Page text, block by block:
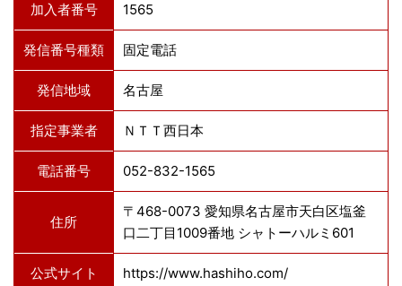
加入者番号 1565
発信番号種類 固定電話
発信地域 名古屋
指定事業者 ＮＴＴ西日本
電話番号 052-832-1565
住所
〒468-0073 愛知県名古屋市天白区塩釜
口二丁目1009番地 シャトーハルミ601
公式サイト https://www.hashiho.com/